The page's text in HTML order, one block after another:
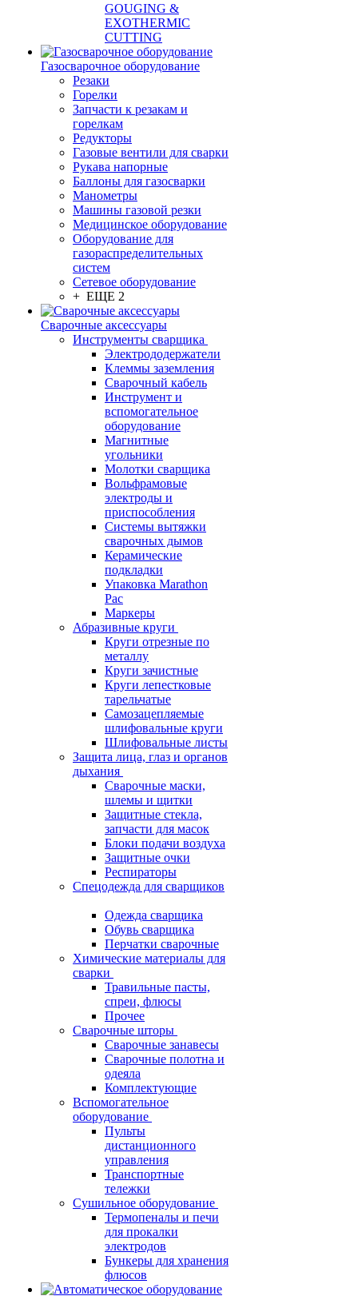
GOUGING &
EXOTHERMIC
CUTTING
Газосварочное оборудование
Резаки
Горелки
Запчасти к резакам и
горелкам
Редукторы
Газовые вентили для сварки
Рукава напорные
Баллоны для газосварки
Манометры
Машины газовой резки
Медицинское оборудование
Оборудование для
газораспределительных
систем
Сетевое оборудование
+ ЕЩЕ 2
Сварочные аксессуары
Инструменты сварщика
Электрододержатели
Клеммы заземления
Сварочный кабель
Инструмент и
вспомогательное
оборудование
Магнитные
угольники
Молотки сварщика
Вольфрамовые
электроды и
приспособления
Системы вытяжки
сварочных дымов
Керамические
подкладки
Упаковка Marathon
Pac
Маркеры
Абразивные круги
Круги отрезные по
металлу
Круги зачистные
Круги лепестковые
тарельчатые
Самозацепляемые
шлифовальные круги
Шлифовальные листы
Защита лица, глаз и органов
дыхания
Сварочные маски,
шлемы и щитки
Защитные стекла,
запчасти для масок
Блоки подачи воздуха
Защитные очки
Респираторы
Спецодежда для сварщиков
Одежда сварщика
Обувь сварщика
Перчатки сварочные
Химические материалы для
сварки
Травильные пасты,
спреи, флюсы
Прочее
Сварочные шторы
Сварочные занавесы
Сварочные полотна и
одеяла
Комплектующие
Вспомогательное
оборудование
Пульты
дистанционного
управления
Транспортные
тележки
Сушильное оборудование
Термопеналы и печи
для прокалки
электродов
Бункеры для хранения
флюсов